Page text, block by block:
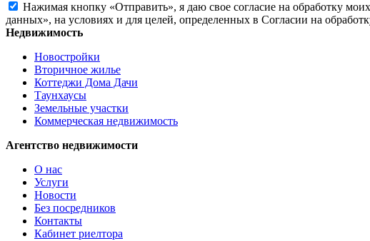
Нажимая кнопку «Отправить», я даю свое согласие на обработку
данных», на условиях и для целей, определенных в Согласии на
Недвижимость
Новостройки
Вторичное жилье
Коттеджи Дома Дачи
Таунхаусы
Земельные участки
Коммерческая недвижимость
Агентство недвижимости
О нас
Услуги
Новости
Без посредников
Контакты
Кабинет риелтора